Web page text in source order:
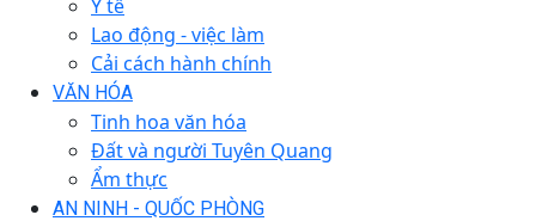
Y tế
Lao động - việc làm
Cải cách hành chính
VĂN HÓA
Tinh hoa văn hóa
Đất và người Tuyên Quang
Ẩm thực
AN NINH - QUỐC PHÒNG